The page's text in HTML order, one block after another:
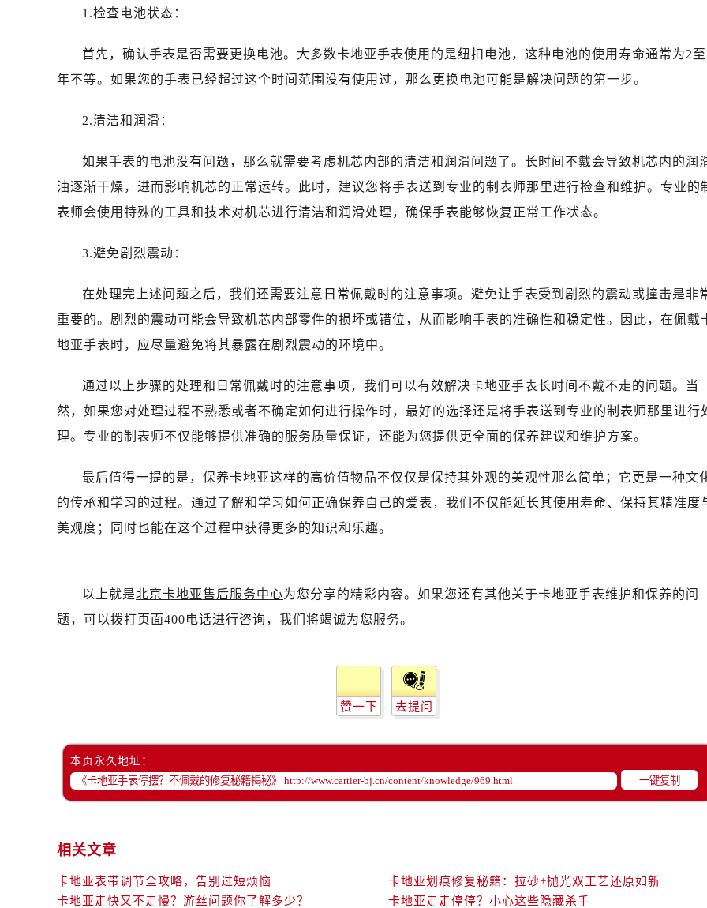
1.检查电池状态：
首先，确认手表是否需要更换电池。大多数卡地亚手表使用的是纽扣电池，这种电池的使用寿命通常为2
年不等。如果您的手表已经超过这个时间范围没有使用过，那么更换电池可能是解决问题的第一步。
2.清洁和润滑：
如果手表的电池没有问题，那么就需要考虑机芯内部的清洁和润滑问题了。长时间不戴会导致机芯内的润
油逐渐干燥，进而影响机芯的正常运转。此时，建议您将手表送到专业的制表师那里进行检查和维护。专业的
表师会使用特殊的工具和技术对机芯进行清洁和润滑处理，确保手表能够恢复正常工作状态。
3.避免剧烈震动：
在处理完上述问题之后，我们还需要注意日常佩戴时的注意事项。避免让手表受到剧烈的震动或撞击是非
重要的。剧烈的震动可能会导致机芯内部零件的损坏或错位，从而影响手表的准确性和稳定性。因此，在佩戴
地亚手表时，应尽量避免将其暴露在剧烈震动的环境中。
通过以上步骤的处理和日常佩戴时的注意事项，我们可以有效解决卡地亚手表长时间不戴不走的问题。当
然，如果您对处理过程不熟悉或者不确定如何进行操作时，最好的选择还是将手表送到专业的制表师那里进行
理。专业的制表师不仅能够提供准确的服务质量保证，还能为您提供更全面的保养建议和维护方案。
最后值得一提的是，保养卡地亚这样的高价值物品不仅仅是保持其外观的美观性那么简单；它更是一种文
的传承和学习的过程。通过了解和学习如何正确保养自己的爱表，我们不仅能延长其使用寿命、保持其精准度
美观度；同时也能在这个过程中获得更多的知识和乐趣。
以上就是北京卡地亚售后服务中心为您分享的精彩内容。如果您还有其他关于卡地亚手表维护和保养的问
题，可以拨打页面400电话进行咨询，我们将竭诚为您服务。
赞一下 去提问
本页永久地址：
一键复制
相关文章
卡地亚表带调节全攻略，告别过短烦恼
卡地亚划痕修复秘籍：拉砂+抛光双工艺还原如新
卡地亚走快又不走慢？游丝问题你了解多少？
卡地亚走走停停？小心这些隐藏杀手